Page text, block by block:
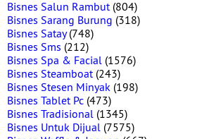
Bisnes Salun Rambut(804)
Bisnes Sarang Burung (318)
Bisnes Satay(748)
Bisnes Sms (212)
Bisnes Spa & Facial (1576)
Bisnes Steamboat(243)
Bisnes Stesen Minyak (198)
Bisnes Tablet Pc (473)
Bisnes Tradisional (1345)
Bisnes Untuk Dijual (7575)